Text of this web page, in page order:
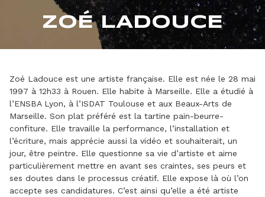
ZOÉ LADOUCE
Zoé Ladouce est une artiste française. Elle est née le 28 mai
1997 à 12h33 à Rouen. Elle habite à Marseille. Elle a étudié à
l’ENSBA Lyon, à l’ISDAT Toulouse et aux Beaux-Arts de
Marseille. Son plat préféré est la tartine pain-beurre-
confiture. Elle travaille la performance, l’installation et
l’écriture, mais apprécie aussi la vidéo et souhaiterait, un
jour, être peintre. Elle questionne sa vie d’artiste et aime
particulièrement mettre en avant ses craintes, ses peurs et
ses doutes dans le processus créatif. Elle expose là où l’on
accepte ses candidatures. C’est ainsi qu’elle a été artiste